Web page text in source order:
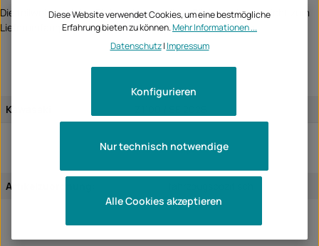
Die teilweise auf den Bildern dargestellten Blinker gehören nicht zum
Lieferumfang, können aber auch bei uns bestellt werden.
Kawasaki
Artikelzuordnung:
Diese Website verwendet Cookies, um eine bestmögliche
Erfahrung bieten zu können.Mehr Informationen ...
Datenschutz| Impressum
Nur technisch notwendige
Konfigurieren
Alle Cookies akzeptieren